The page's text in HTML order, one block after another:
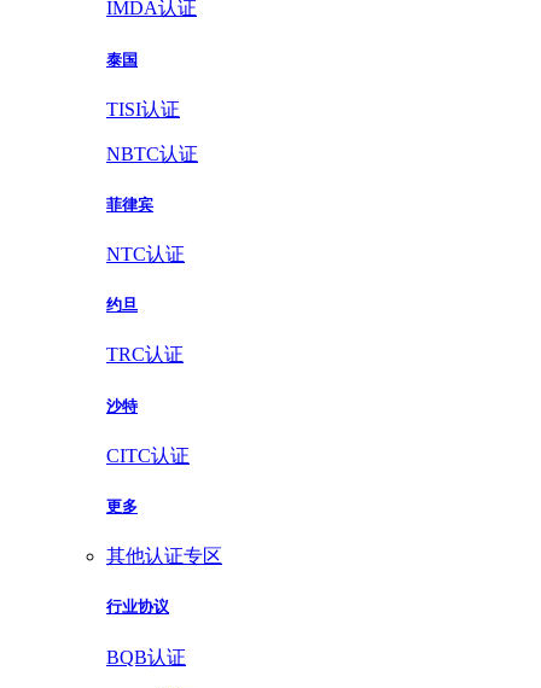
IMDA认证
泰国
TISI认证
NBTC认证
菲律宾
NTC认证
约旦
TRC认证
沙特
CITC认证
更多
其他认证专区
行业协议
BQB认证